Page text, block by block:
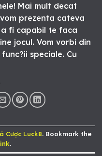
Mai mult decat
prezenta cateva
fi capabil te faca
jocul. Vom vorbi din
speciale. Cu
Cược Luck8. Bookmark the
.